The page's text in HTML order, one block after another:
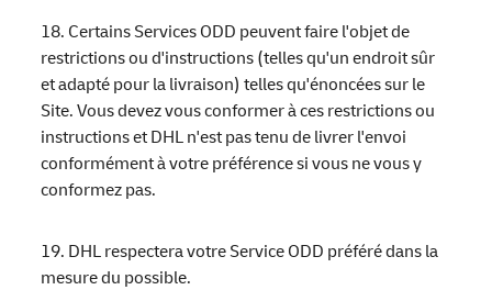
18. Certains Services ODD peuvent faire l'objet de
restrictions ou d'instructions (telles qu'un endroit sûr
et adapté pour la livraison) telles qu'énoncées sur le
Site. Vous devez vous conformer à ces restrictions ou
instructions et DHL n'est pas tenu de livrer l'envoi
conformément à votre préférence si vous ne vous y
conformez pas.
19. DHL respectera votre Service ODD préféré dans la
mesure du possible.